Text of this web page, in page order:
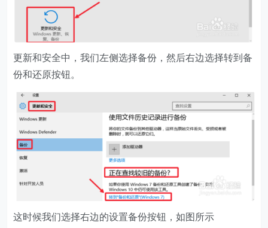
更新和安全中，我们左侧选择备份，然后右边选择转到备
份和还原按钮。
这时候我们选择右边的设置备份按钮，如图所示